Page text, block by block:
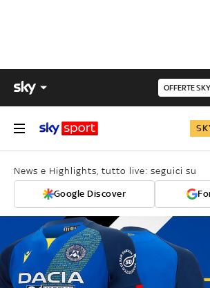
OFFERTE SKY
News e Highlights, tutto live: seguici su
Google Discover